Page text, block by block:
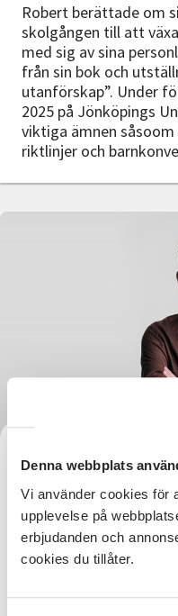
Denna webbplats
Vi använder cookies för
upplevelse på
erbjudanden och
cookies du tillåter.
Robert berättade om
skolgången till att
med sig av sina
från sin bok och
utanförskap”. Under
2025 på Jönköpings
viktiga ämnen
riktlinjer och
TACK till
Jonsson
Hur kan vi som
utan också våga leva
Andreas Forsén